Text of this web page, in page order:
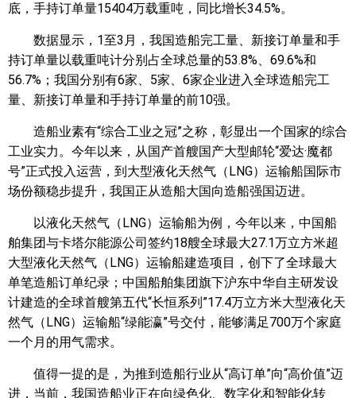
底，手持订单量15404万载重吨，同比增长34.5%。
数据显示，1至3月，我国造船完工量、新接订单量和手
持订单量以载重吨计分别占全球总量的53.8%、69.6%和
56.7%；我国分别有6家、5家、6家企业进入全球造船完工
量、新接订单量和手持订单量的前10强。
造船业素有“综合工业之冠”之称，彰显出一个国家的综合
工业实力。今年以来，从国产首艘国产大型邮轮“爱达·魔都
号”正式投入运营，到大型液化天然气（LNG）运输船国际市
场份额稳步提升，我国正从造船大国向造船强国迈进。
以液化天然气（LNG）运输船为例，今年以来，中国船
舶集团与卡塔尔能源公司签约18艘全球最大27.1万立方米超
大型液化天然气（LNG）运输船建造项目，创下了全球最大
单笔造船订单纪录；中国船舶集团旗下沪东中华自主研发设
计建造的全球首艘第五代“长恒系列”17.4万立方米大型液化天
然气（LNG）运输船“绿能瀛”号交付，能够满足700万个家庭
一个月的用气需求。
值得一提的是，为推到造船行业从“高订单”向“高价值”迈
进，当前，我国造船业正在向绿色化、数字化和智能化转